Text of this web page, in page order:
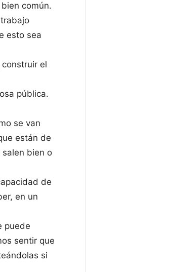
común.
esto sea
el
pública.
se van
están de
bien o
de
en un
puede
sentir que
si